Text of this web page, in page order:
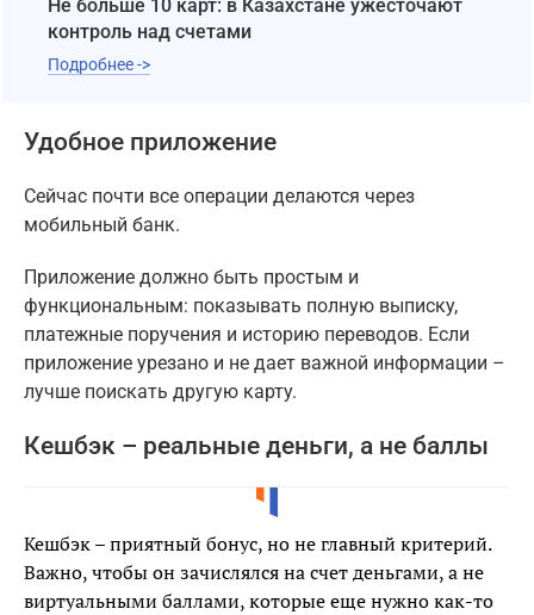
Не больше 10 карт: в Казахстане ужесточают
контроль над счетами
Подробнее ->
Удобное приложение
Сейчас почти все операции делаются через
мобильный банк.
Приложение должно быть простым и
функциональным: показывать полную выписку,
платежные поручения и историю переводов. Если
приложение урезано и не дает важной информации –
лучше поискать другую карту.
Кешбэк – реальные деньги, а не баллы
Кешбэк – приятный бонус, но не главный критерий.
Важно, чтобы он зачислялся на счет деньгами, а не
виртуальными баллами, которые еще нужно как-то